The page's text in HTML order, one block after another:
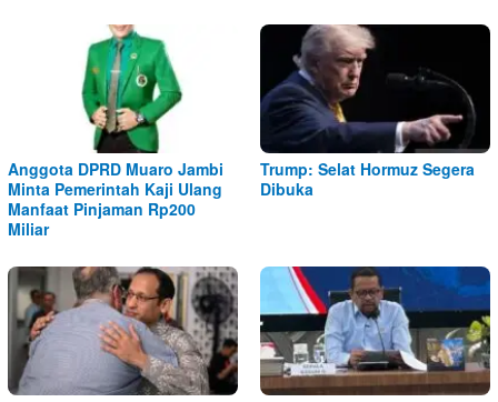
Anggota DPRD Muaro Jambi
Minta Pemerintah Kaji Ulang
Manfaat Pinjaman Rp200
Miliar
Trump: Selat Hormuz Segera
Dibuka